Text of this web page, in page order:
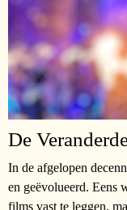
De
In de afgelopen
en geëvolueerd. Eens
films vast te leggen,